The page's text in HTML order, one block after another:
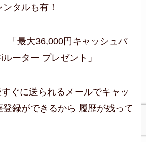
タルも有！
「最大36,000円キャッシュバ
ーター プレゼント」
すぐに送られるメールでキャッ
録ができるから 履歴が残って